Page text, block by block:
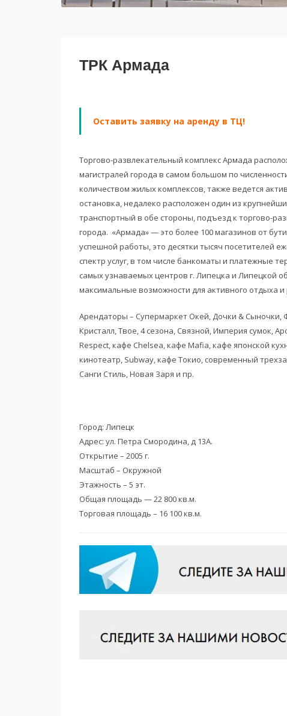
ТРК Армада
Оставить заявку на аренду в ТЦ!
Торгово-развлекательный комплекс Армада
магистралей города в самом большом по
количеством жилых комплексов, также ведется
остановка, недалеко расположен один из
транспортный в обе стороны, подъезд к торгово-
города. «Армада» — это более 100 магазинов от
успешной работы, это десятки тысяч посетителей
спектр услуг, в том числе банкоматы и платежные
самых узнаваемых центров г. Липецка и Липецкой
максимальные возможности для активного отдыха
Арендаторы – Супермаркет Окей, Дочки & Сыночки,
Кристалл, Твое, 4 сезона, Связной, Империя сумок,
Respect, кафе Chelsea, кафе Mafia, кафе японской
кинотеатр, Subway, кафе Токио, современный
Санги Стиль, Новая Заря и пр.
Город: Липецк
Адрес: ул. Петра Смородина, д 13А.
Открытие – 2005 г.
Масштаб – Окружной
Этажность – 5 эт.
Общая площадь — 22 800 кв.м.
Торговая площадь – 16 100 кв.м.